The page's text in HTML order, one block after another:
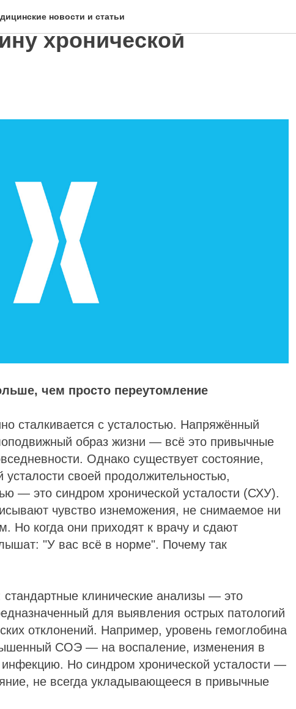
новости и статьи
анализы не
хронической
чем просто переутомление
сталкивается с усталостью. Напряжённый
образ жизни — всё это привычные
Однако существует состояние,
усталости своей продолжительностью,
— это синдром хронической усталости (СХУ).
чувство изнеможения, не снимаемое ни
Но когда они приходят к врачу и сдают
"У вас всё в норме". Почему так
стандартные клинические анализы — это
для выявления острых патологий
отклонений. Например, уровень гемоглобина
СОЭ — на воспаление, изменения в
Но синдром хронической усталости —
не всегда укладывающееся в привычные